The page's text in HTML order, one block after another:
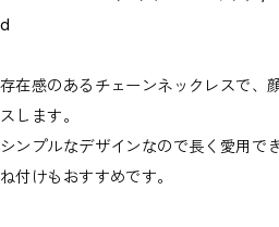
d
存在感のあるチェーンネックレスで、
スします。
シンプルなデザインなので長く愛用で
ね付けもおすすめです。